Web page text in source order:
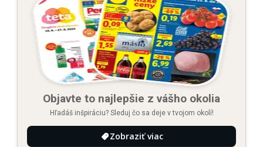
Objavte to najlepšie z vášho okolia
Hľadáš inšpiráciu? Sleduj čo sa deje v tvojom okolí!
Zobraziť viac